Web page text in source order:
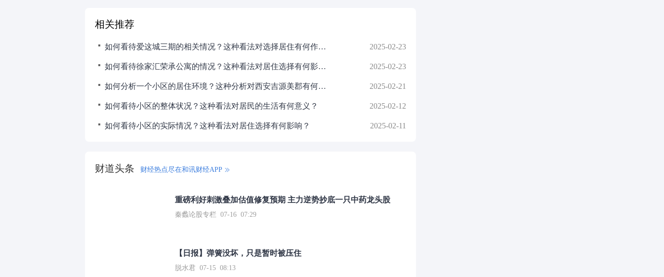
相关推荐
如何看待爱这城三期的相关情况？这种看法对选择居住有何作用？ 2025-02-23
如何看待徐家汇荣承公寓的情况？这种看法对居住选择有何影响？ 2025-02-23
如何分析一个小区的居住环境？这种分析对西安吉源美郡有何作用？ 2025-02-21
如何看待小区的整体状况？这种看法对居民的生活有何意义？ 2025-02-12
如何看待小区的实际情况？这种看法对居住选择有何影响？ 2025-02-11
财道头条 财经热点尽在和讯财经APP
重磅利好刺激叠加估值修复预期 主力逆势抄底一只中药龙头股
秦蠡论股专栏 07-16 07:29
【日报】弹簧没坏，只是暂时被压住
脱水君 07-15 08:13